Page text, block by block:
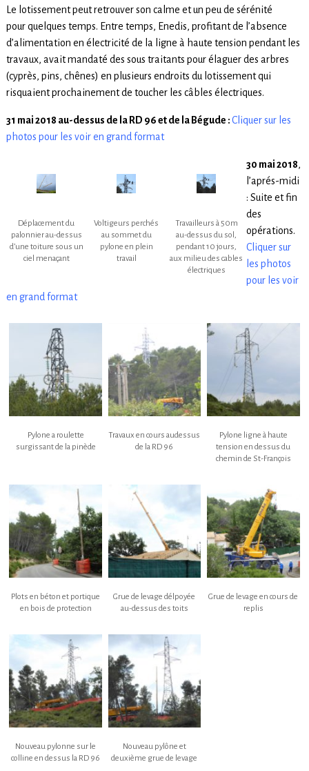
Le lotissement peut retrouver son calme et un peu de sérénité
pour quelques temps. Entre temps, Enedis, profitant de l’absence
d’alimentation en électricité de la ligne à haute tension pendant les
travaux, avait mandaté des sous traitants pour élaguer des arbres
(cyprès, pins, chênes) en plusieurs endroits du lotissement qui
risquaient prochainement de toucher les câbles électriques.
31 mai 2018 au-dessus de la RD 96 et de la Bégude :Cliquer sur les
photos pour les voir en grand format
Déplacement du
palonnier au-dessus
d’une toiture sous un
ciel menaçant
Voltigeurs perchés
au sommet du
pylone en plein
travail
Travailleurs à 50m
au-dessus du sol,
pendant 10 jours,
aux milieu des cables
électriques
30 mai 2018,
l’aprés-midi
: Suite et fin
des
opérations.
Cliquer sur
les photos
pour les voir
en grand format
Pylone a roulette
surgissant de la pinède
Travaux en cours audessus
de la RD 96
Pylone ligne à haute
tension en dessus du
chemin de St-François
Plots en béton et portique
en bois de protection
Grue de levage délpoyée
au-dessus des toits
Grue de levage en cours de
replis
Nouveau pylonne sur le
colline en dessus la RD 96
Nouveau pylône et
deuxième grue de levage